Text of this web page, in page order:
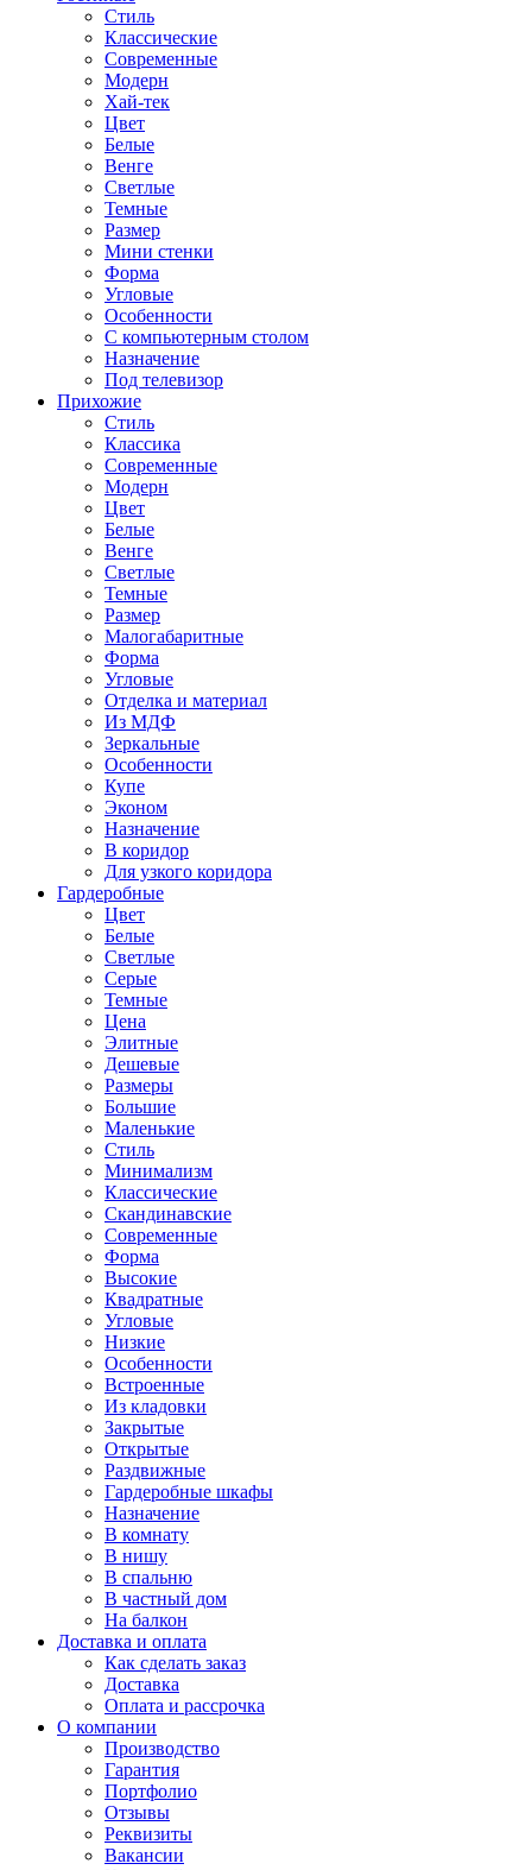
Стиль
Классические
Современные
Модерн
Хай-тек
Цвет
Белые
Венге
Светлые
Темные
Размер
Мини стенки
Форма
Угловые
Особенности
С компьютерным столом
Назначение
Под телевизор
Прихожие
Стиль
Классика
Современные
Модерн
Цвет
Белые
Венге
Светлые
Темные
Размер
Малогабаритные
Форма
Угловые
Отделка и материал
Из МДФ
Зеркальные
Особенности
Купе
Эконом
Назначение
В коридор
Для узкого коридора
Гардеробные
Цвет
Белые
Светлые
Серые
Темные
Цена
Элитные
Дешевые
Размеры
Большие
Маленькие
Стиль
Минимализм
Классические
Скандинавские
Современные
Форма
Высокие
Квадратные
Угловые
Низкие
Особенности
Встроенные
Из кладовки
Закрытые
Открытые
Раздвижные
Гардеробные шкафы
Назначение
В комнату
В нишу
В спальню
В частный дом
На балкон
Доставка и оплата
Как сделать заказ
Доставка
Оплата и рассрочка
О компании
Производство
Гарантия
Портфолио
Отзывы
Реквизиты
Вакансии